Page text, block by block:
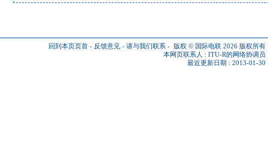
回到本页页首 - 反馈意见 - 请与我们联系 - 版权 © 国际电联 2026 版权所有
本网页联系人 : ITU-R的网络协调员
最近更新日期 : 2013-01-30